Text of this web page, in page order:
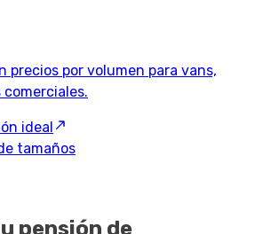
precios por volumen para vans,
ideal
tamaños
pensión de